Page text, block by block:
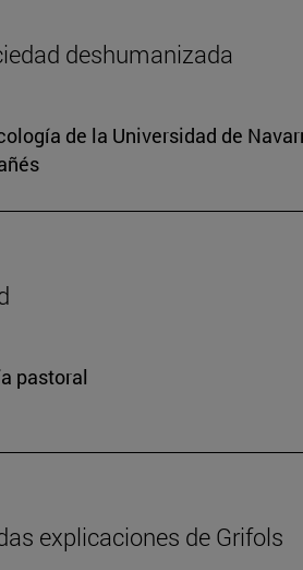
deshumanizada
de la Universidad de
pastoral
explicaciones de Grifols